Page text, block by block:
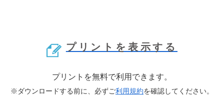
プリントを表示する
プリントを無料で利用できます。
※ダウンロードする前に、必ずご利用規約を確認してください。